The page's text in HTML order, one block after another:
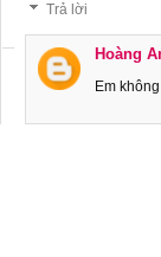
Trả lời
Hoàng
Em